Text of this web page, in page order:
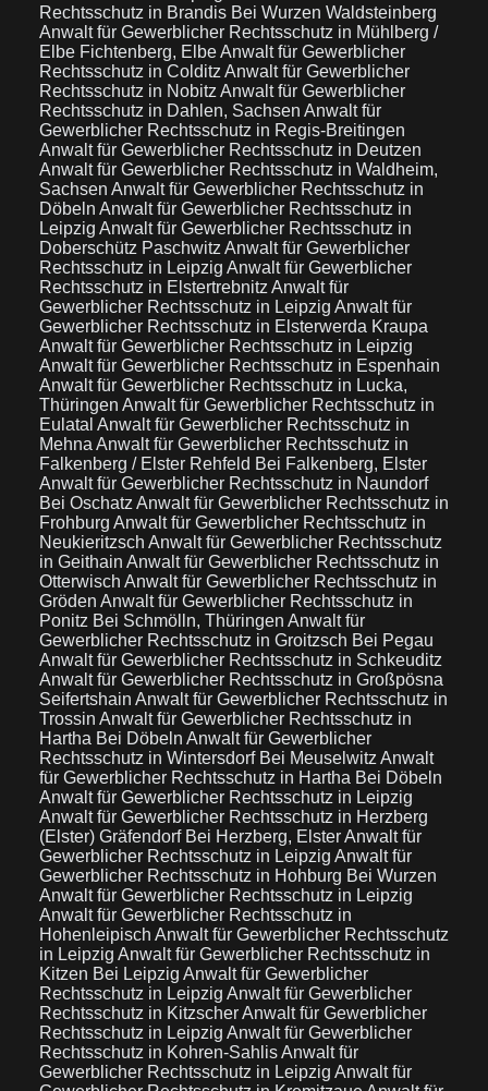
Rechtsschutz in Brandis Bei Wurzen Waldsteinberg
Anwalt für Gewerblicher Rechtsschutz in Mühlberg /
Elbe Fichtenberg, ElbeAnwalt für Gewerblicher
Rechtsschutz in Colditz Anwalt für Gewerblicher
Rechtsschutz in Nobitz Anwalt für Gewerblicher
Rechtsschutz in Dahlen, Sachsen Anwalt für
Gewerblicher Rechtsschutz in Regis-Breitingen
Anwalt für Gewerblicher Rechtsschutz in Deutzen
Anwalt für Gewerblicher Rechtsschutz in Waldheim,
Sachsen Anwalt für Gewerblicher Rechtsschutz in
Döbeln Anwalt für Gewerblicher Rechtsschutz in
Leipzig Anwalt für Gewerblicher Rechtsschutz in
Doberschütz Paschwitz Anwalt für Gewerblicher
Rechtsschutz in Leipzig Anwalt für Gewerblicher
Rechtsschutz in Elstertrebnitz Anwalt für
Gewerblicher Rechtsschutz in Leipzig Anwalt für
Gewerblicher Rechtsschutz in Elsterwerda Kraupa
Anwalt für Gewerblicher Rechtsschutz in Leipzig
Anwalt für Gewerblicher Rechtsschutz in Espenhain
Anwalt für Gewerblicher Rechtsschutz in Lucka,
Thüringen Anwalt für Gewerblicher Rechtsschutz in
Eulatal Anwalt für Gewerblicher Rechtsschutz in
Mehna Anwalt für Gewerblicher Rechtsschutz in
Falkenberg / Elster Rehfeld Bei Falkenberg, Elster
Anwalt für Gewerblicher Rechtsschutz in Naundorf
Bei Oschatz Anwalt für Gewerblicher Rechtsschutz in
Frohburg Anwalt für Gewerblicher Rechtsschutz in
Neukieritzsch Anwalt für Gewerblicher Rechtsschutz
in Geithain Anwalt für Gewerblicher Rechtsschutz in
Otterwisch Anwalt für Gewerblicher Rechtsschutz in
Gröden Anwalt für Gewerblicher Rechtsschutz in
Ponitz Bei Schmölln, Thüringen Anwalt für
Gewerblicher Rechtsschutz in Groitzsch Bei Pegau
Anwalt für Gewerblicher Rechtsschutz in Schkeuditz
Anwalt für Gewerblicher Rechtsschutz in Großpösna
Seifertshain Anwalt für Gewerblicher Rechtsschutz in
Trossin Anwalt für Gewerblicher Rechtsschutz in
Hartha Bei Döbeln Anwalt für Gewerblicher
Rechtsschutz in Wintersdorf Bei Meuselwitz Anwalt
für Gewerblicher Rechtsschutz in Hartha Bei Döbeln
Anwalt für Gewerblicher Rechtsschutz in Leipzig
Anwalt für Gewerblicher Rechtsschutz in Herzberg
(Elster) Gräfendorf Bei Herzberg, ElsterAnwalt für
Gewerblicher Rechtsschutz in Leipzig Anwalt für
Gewerblicher Rechtsschutz in Hohburg Bei Wurzen
Anwalt für Gewerblicher Rechtsschutz in Leipzig
Anwalt für Gewerblicher Rechtsschutz in
Hohenleipisch Anwalt für Gewerblicher Rechtsschutz
in Leipzig Anwalt für Gewerblicher Rechtsschutz in
Kitzen Bei Leipzig Anwalt für Gewerblicher
Rechtsschutz in Leipzig Anwalt für Gewerblicher
Rechtsschutz in KitzscherAnwalt für Gewerblicher
Rechtsschutz in Leipzig Anwalt für Gewerblicher
Rechtsschutz in Kohren-SahlisAnwalt für
Gewerblicher Rechtsschutz in Leipzig Anwalt für